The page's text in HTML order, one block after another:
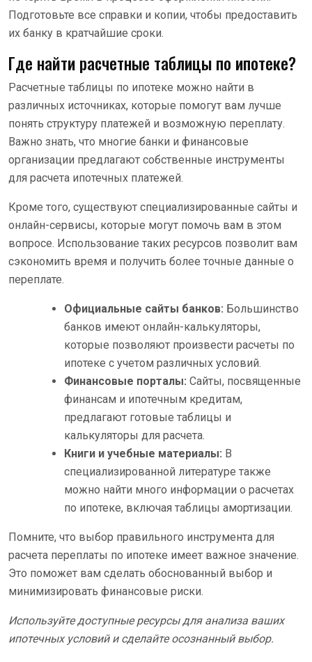
Подготовьте все справки и копии, чтобы предоставить
их банку в кратчайшие сроки.
Где найти расчетные таблицы по ипотеке?
Расчетные таблицы по ипотеке можно найти в
различных источниках, которые помогут вам лучше
понять структуру платежей и возможную переплату.
Важно знать, что многие банки и финансовые
организации предлагают собственные инструменты
для расчета ипотечных платежей.
Кроме того, существуют специализированные сайты и
онлайн-сервисы, которые могут помочь вам в этом
вопросе. Использование таких ресурсов позволит вам
сэкономить время и получить более точные данные о
переплате.
Официальные сайты банков: Большинство
банков имеют онлайн-калькуляторы,
которые позволяют произвести расчеты по
ипотеке с учетом различных условий.
Финансовые порталы: Сайты, посвященные
финансам и ипотечным кредитам,
предлагают готовые таблицы и
калькуляторы для расчета.
Книги и учебные материалы: В
специализированной литературе также
можно найти много информации о расчетах
по ипотеке, включая таблицы амортизации.
Помните, что выбор правильного инструмента для
расчета переплаты по ипотеке имеет важное значение.
Это поможет вам сделать обоснованный выбор и
минимизировать финансовые риски.
Используйте доступные ресурсы для анализа ваших
ипотечных условий и сделайте осознанный выбор.